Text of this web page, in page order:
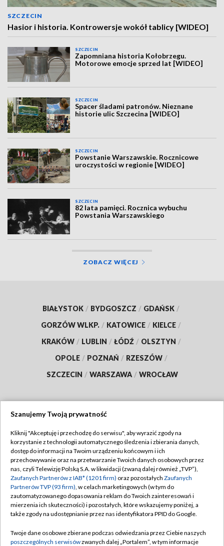
SZCZECIN
Hasior i historia. Kontrowersje wokół tablicy [WIDEO]
SZCZECIN
Zapomniana historia Kołobrzegu.
Motorowe emocje sprzed lat [WIDEO]
SZCZECIN
Spacer śladami patronów. Nieznane
historie ulic Szczecina [WIDEO]
SZCZECIN
Powstanie Warszawskie. Rocznicowe
uroczystości w regionie [WIDEO]
SZCZECIN
82 lata pamięci. Rocznica wybuchu
Powstania Warszawskiego
ZOBACZ WIĘCEJ
BIAŁYSTOK / BYDGOSZCZ / GDAŃSK /
GORZÓW WLKP. / KATOWICE / KIELCE /
KRAKÓW / LUBLIN / ŁÓDŹ / OLSZTYN /
OPOLE / POZNAŃ / RZESZÓW /
SZCZECIN / WARSZAWA / WROCŁAW
TVP
Abonament TVP
Emisja w TVP
Centrum informacji TVP
Naziemna Telewizja Cyfrowa
Rada Programowa
Regulamin TVP
Polityka prywatności
Moje zgody
Pomoc
Kontakt
Szanujemy Twoją prywatność
Kliknij "Akceptuję i przechodzę do serwisu", aby wyrazić zgody na
korzystanie z technologii automatycznego śledzenia i zbierania danych,
dostęp do informacji na Twoim urządzeniu końcowym i ich
przechowywanie oraz na przetwarzanie Twoich danych osobowych przez
nas, czyli Telewizję Polską S.A. w likwidacji (zwaną dalej również „TVP”),
Zaufanych Partnerów z IAB* (1201 firm) oraz pozostałych Zaufanych
Partnerów TVP (93 firm), w celach marketingowych (w tym do
zautomatyzowanego dopasowania reklam do Twoich zainteresowań i
mierzenia ich skuteczności) i pozostałych, które wskazujemy poniżej, a
także zgody na udostępnianie przez nas identyfikatora PPID do Google.
Twoje dane osobowe zbierane podczas odwiedzania przez Ciebie naszych
poszczególnych serwisówzwanych dalej „Portalem”, w tym informacje